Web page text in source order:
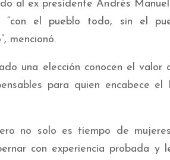
al ex presidente Andrés
“con el pueblo todo, sin el
mencionó.
una elección conocen el valor
para quien encabece el
no solo es tiempo de
con experiencia probada y